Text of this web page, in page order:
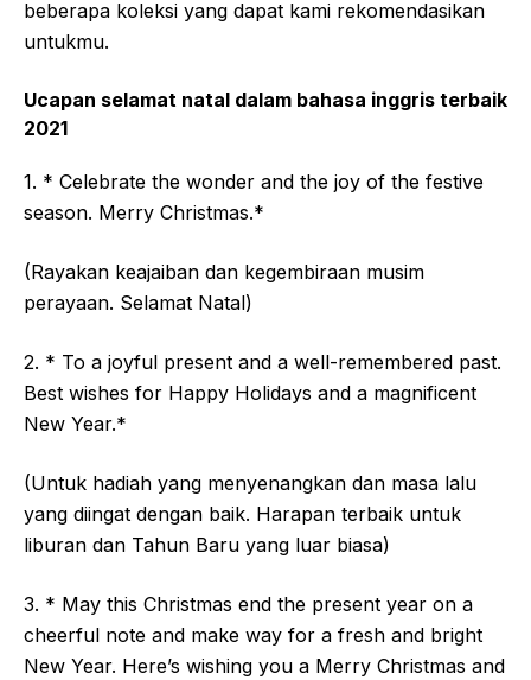
beberapa koleksi yang dapat kami rekomendasikan
untukmu.
Ucapan selamat natal dalam bahasa inggris terbaik
2021
1. * Celebrate the wonder and the joy of the festive
season. Merry Christmas.*
(Rayakan keajaiban dan kegembiraan musim
perayaan. Selamat Natal)
2. * To a joyful present and a well-remembered past.
Best wishes for Happy Holidays and a magnificent
New Year.*
(Untuk hadiah yang menyenangkan dan masa lalu
yang diingat dengan baik. Harapan terbaik untuk
liburan dan Tahun Baru yang luar biasa)
3. * May this Christmas end the present year on a
cheerful note and make way for a fresh and bright
New Year. Here’s wishing you a Merry Christmas and